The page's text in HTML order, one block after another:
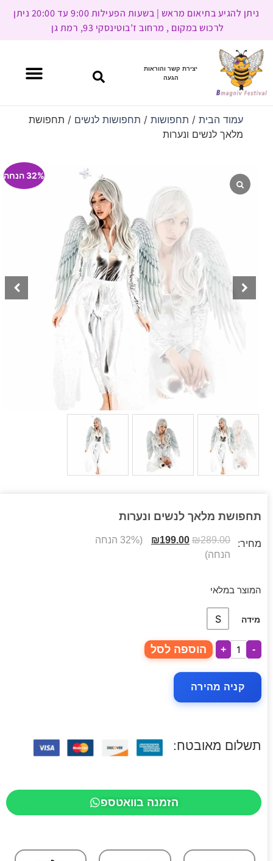
ניתן להגיע בתיאום מראש | בשעות הפעילות 9:00 עד 20:00 ניתן
לרכוש במקום , מרחוב ז’בוטינסקי 93, רמת גן
יצירת קשר והוראות
הגעה
עמוד הבית/ תחפושות/ תחפושות לנשים / תחפושת
מלאך לנשים ונערות
32% הנחה
תחפושת מלאך לנשים ונערות
מחיר: ₪289.00
₪199.00
(32% הנחה
הנחה)
המוצר במלאי
מידה S
-
+ הוספה לסל
קניה מהירה
תשלום מאובטח:
הזמנה בוואטספ